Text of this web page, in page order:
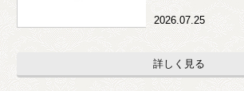
2026.07.25
詳しく見る